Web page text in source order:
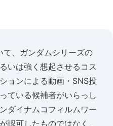
て、ガンダムシリーズの
いは強く想起させるコス
ョンによる動画・SNS投
ている候補者がいらっし
ダイナムコフィルムワー
認可したものではなく、